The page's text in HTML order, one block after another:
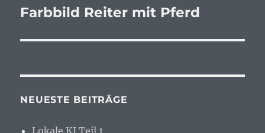
Farbbild Reiter mit Pferd
NEUESTE BEITRÄGE
Lokale KI Teil 1